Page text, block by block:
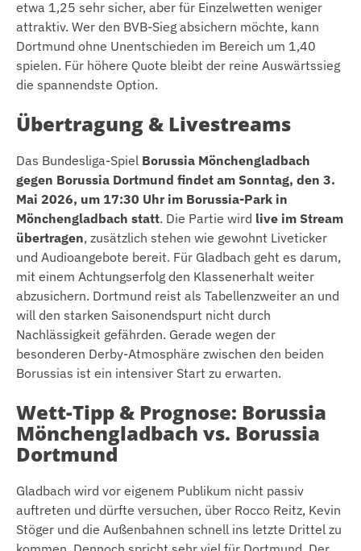
etwa 1,25 sehr sicher, aber für Einzelwetten weniger
attraktiv. Wer den BVB-Sieg absichern möchte, kann
Dortmund ohne Unentschieden im Bereich um 1,40
spielen. Für höhere Quote bleibt der reine Auswärtssieg
die spannendste Option.
Übertragung & Livestreams
Das Bundesliga-Spiel Borussia Mönchengladbach
gegen Borussia Dortmund findet am Sonntag, den 3.
Mai 2026, um 17:30 Uhr im Borussia-Park in
Mönchengladbach statt. Die Partie wird live im Stream
übertragen, zusätzlich stehen wie gewohnt Liveticker
und Audioangebote bereit. Für Gladbach geht es darum,
mit einem Achtungserfolg den Klassenerhalt weiter
abzusichern. Dortmund reist als Tabellenzweiter an und
will den starken Saisonendspurt nicht durch
Nachlässigkeit gefährden. Gerade wegen der
besonderen Derby-Atmosphäre zwischen den beiden
Borussias ist ein intensiver Start zu erwarten.
Wett-Tipp & Prognose: Borussia
Mönchengladbach vs. Borussia
Dortmund
Gladbach wird vor eigenem Publikum nicht passiv
auftreten und dürfte versuchen, über Rocco Reitz, Kevin
Stöger und die Außenbahnen schnell ins letzte Drittel zu